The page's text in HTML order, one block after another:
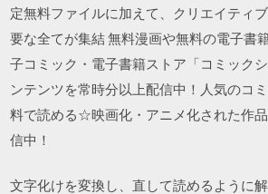
定無料ファイルに加えて、クリエイティ
要な全てが集結 無料漫画や無料の電子書
子コミック・電子書籍ストア「コミック
ンテンツを常時分以上配信中！人気のコ
料で読める☆映画化・アニメ化された作
信中！
文字化けを変換し、直して読めるように